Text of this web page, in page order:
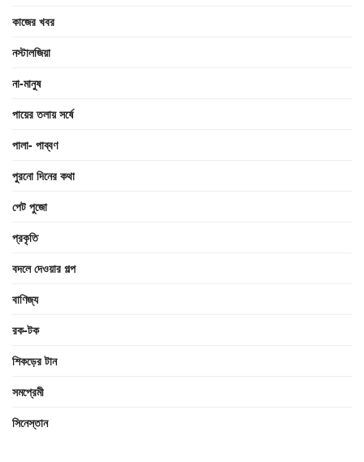
কাজের খবর
নস্টালজিয়া
না-মানুষ
পায়ের তলায় সর্ষে
পালা- পাব্বণ
পুরনো দিনের কথা
পেট পুজো
প্রকৃতি
বদলে দেওয়ার গল্প
বাণিজ্য
রক-টক
শিকড়ের টান
সমপ্রেমী
সিনেস্তান